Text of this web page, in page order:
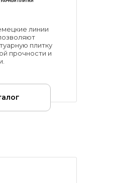
линии
плитку
прочности и